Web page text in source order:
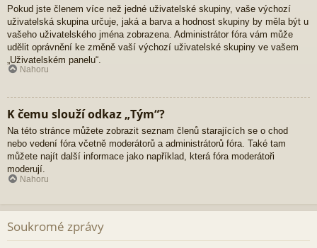
Pokud jste členem více než jedné uživatelské skupiny, vaše výchozí
uživatelská skupina určuje, jaká a barva a hodnost skupiny by měla být u
vašeho uživatelského jména zobrazena. Administrátor fóra vám může
udělit oprávnění ke změně vaší výchozí uživatelské skupiny ve vašem
„Uživatelském panelu“.
Nahoru
K čemu slouží odkaz „Tým“?
Na této stránce můžete zobrazit seznam členů starajících se o chod
nebo vedení fóra včetně moderátorů a administrátorů fóra. Také tam
můžete najít další informace jako například, která fóra moderátoři
moderují.
Nahoru
Soukromé zprávy